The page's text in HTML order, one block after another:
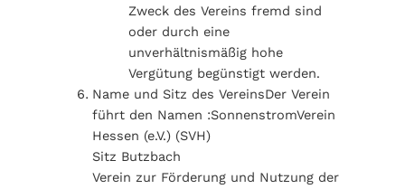
Zweck des Vereins fremd sind
oder durch eine
unverhältnismäßig hohe
Vergütung begünstigt werden.
Name und Sitz des VereinsDer Verein
führt den Namen :SonnenstromVerein
Hessen (e.V.) (SVH)
Sitz Butzbach
Verein zur Förderung und Nutzung der